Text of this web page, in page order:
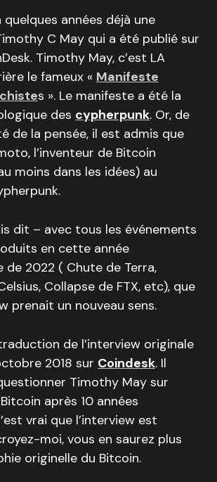
quelques années déjà une
C May qui a été publié sur
Timothy May, c’est LA
le fameux « Manifeste
s ». Le manifeste a été la
des cypherpunk. Or, de
de la pensée, il est admis que
l’inventeur de Bitcoin
moins dans les idées) au
dit – avec tous les événements
en cette année
de 2022 ( Chute de Terra,
Collapse de FTX, etc), que
prenait un nouveau sens.
de l’interview originale
2018 sur Coindesk. Il
Timothy May sur
après 10 années
vrai que l’interview est
moi, vous en saurez plus
originelle du Bitcoin.